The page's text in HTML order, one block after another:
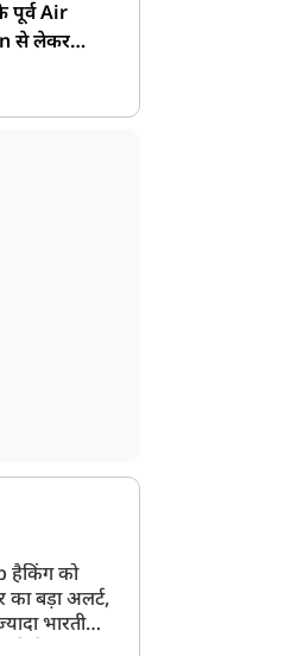
पूर्व Air
से लेकर
हैकिंग को
बड़ा अलर्ट,
भारतीयों